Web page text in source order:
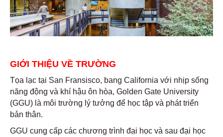
GIỚI THIỆU VỀ TRƯỜNG
Tọa lạc tại San Fransisco, bang California với nhịp sống
năng động và khí hậu ôn hòa, Golden Gate University
(GGU) là môi trường lý tưởng để học tập và phát triển
bản thân.
GGU cung cấp các chương trình đại học và sau đại học